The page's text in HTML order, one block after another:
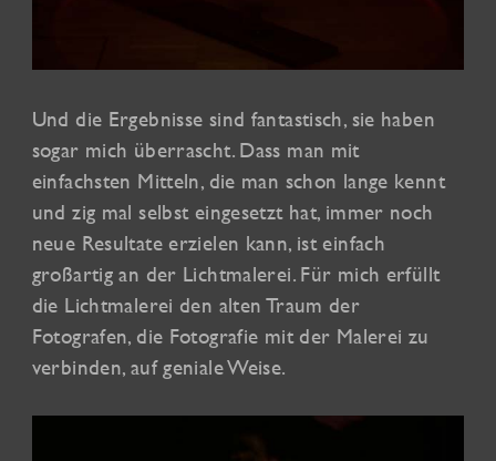
Und die Ergebnisse sind fantastisch, sie haben
sogar mich überrascht. Dass man mit
einfachsten Mitteln, die man schon lange kennt
und zig mal selbst eingesetzt hat, immer noch
neue Resultate erzielen kann, ist einfach
großartig an der Lichtmalerei. Für mich erfüllt
die Lichtmalerei den alten Traum der
Fotografen, die Fotografie mit der Malerei zu
verbinden, auf geniale Weise.